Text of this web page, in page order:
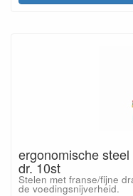
ergonomische
dr. 10st
Stelen met franse/fijne
de voedingsnijverheid.